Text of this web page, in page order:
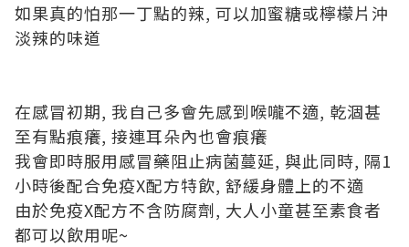
如果真的怕那一丁點的辣, 可以加蜜糖或檸檬片沖
淡辣的味道
在感冒初期, 我自己多會先感到喉嚨不適, 乾涸甚
至有點痕癢, 接連耳朵內也會痕癢
我會即時服用感冒藥阻止病菌蔓延, 與此同時, 隔1
小時後配合免疫X配方特飲, 舒緩身體上的不適
由於免疫X配方不含防腐劑, 大人小童甚至素食者
都可以飲用呢~